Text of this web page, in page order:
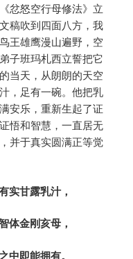
忿怒空行母修法》立
稿吹到四面八方，我
王雄鹰漫山遍野，空
子班玛札西立誓把它
当天，从朗朗的天空
，足有一碗。他把乳
安乐，重新生起了证
悟和智慧，一直居无
并于真实圆满正等觉
实甘露乳汁，
体金刚亥母，
中即能拥有。